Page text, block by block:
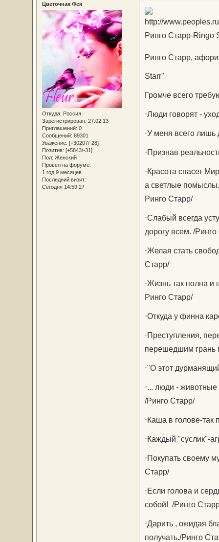
Цветочная Фея
Откуда: Россия
Зарегистрирован: 27.02.13
Приглашений: 0
Сообщений: 89301
Уважение: [+30207/-28]
Позитив: [+5843/-31]
Пол: Женский
Провел на форуме:
1 год 9 месяцев
Последний визит:
Сегодня 14:59:27
Ринго Старр-Ringo
Ринго Старр,
Starr"
Громче всего
⋅Люди говорят -
⋅У меня всего лишь
⋅Признав
⋅Красота спасет
а светлые
Ринго Старр/
⋅Слабый всегда
дорогу всем. /
⋅Желая стать
Старр/
⋅Жизнь так полна и
Ринго Старр/
⋅Откуда у финна
⋅Преступления,
перешедшим грань
⋅"О этот
⋅... люди -
/Ринго Старр/
⋅Каша в голове-
⋅Каждый "суслик"-
⋅Покупать своему
Старр/
⋅Если голова и
собой! /Ринго
⋅Дарить , ожидая
получать./Ринго